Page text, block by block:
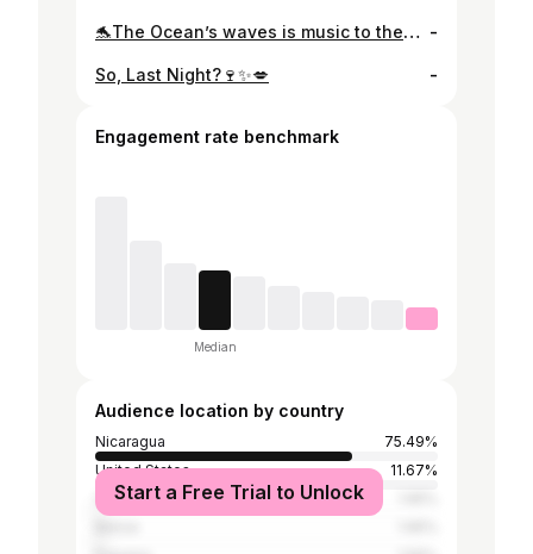
🐬The Ocean’s waves is music to the soul.🌊🐚🪼🤍 -
So, Last Night?🍷✨💋 -
Engagement rate benchmark
Median
Audience location by country
Nicaragua
75.49%
United States
11.67%
Cayman Islands
Start a Free Trial to Unlock